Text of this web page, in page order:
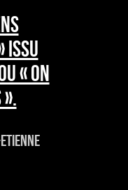
issu
« On